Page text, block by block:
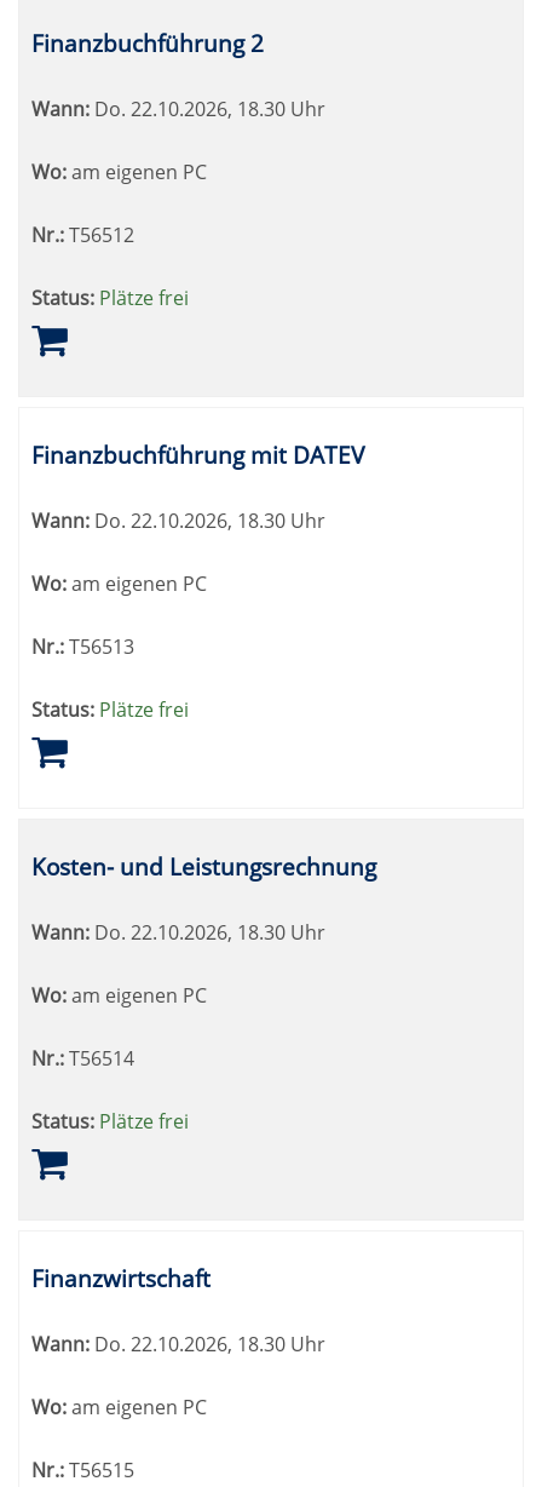
Finanzbuchführung 2
Wann: Do. 22.10.2026, 18.30 Uhr
Wo:am eigenen PC
Nr.:T56512
Status: Plätze frei
Finanzbuchführung mit DATEV
Wann: Do. 22.10.2026, 18.30 Uhr
Wo:am eigenen PC
Nr.:T56513
Status: Plätze frei
Kosten- und Leistungsrechnung
Wann: Do. 22.10.2026, 18.30 Uhr
Wo:am eigenen PC
Nr.:T56514
Status: Plätze frei
Finanzwirtschaft
Wann: Do. 22.10.2026, 18.30 Uhr
Wo:am eigenen PC
Nr.:T56515